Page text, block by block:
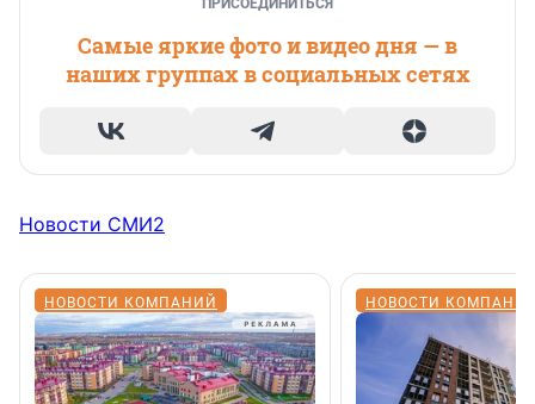
ПРИСОЕДИНИТЬСЯ
Самые яркие фото и видео дня — в
наших группах в социальных сетях
Новости СМИ2
НОВОСТИ КОМПАНИЙ НОВОСТИ